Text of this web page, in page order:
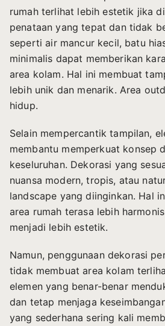
rumah terlihat lebih estetik jika
penataan yang tepat dan tidak
seperti air mancur kecil, batu
minimalis dapat memberikan
area kolam. Hal ini membuat
lebih unik dan menarik. Area
hidup.
Selain mempercantik tampilan,
membantu memperkuat konsep
keseluruhan. Dekorasi yang
nuansa modern, tropis, atau
landscape yang diinginkan. Hal
area rumah terasa lebih
menjadi lebih estetik.
Namun, penggunaan dekorasi
tidak membuat area kolam
elemen yang benar-benar
dan tetap menjaga
yang sederhana sering kali